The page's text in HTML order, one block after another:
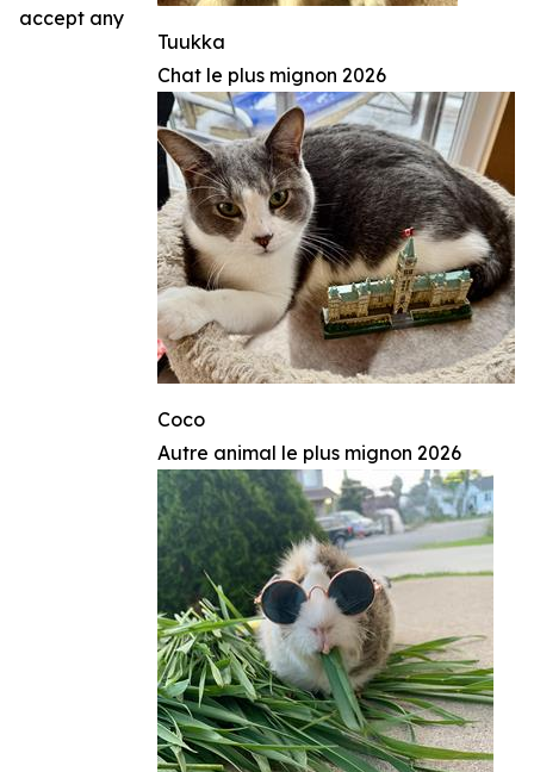
Tuukka
Chat le plus mignon 2026
Coco
Autre animal le plus mignon 2026
accept any